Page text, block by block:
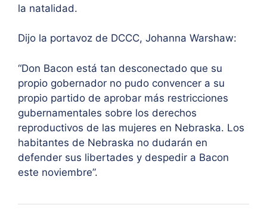
la natalidad.
Dijo la portavoz de DCCC, Johanna Warshaw:
“Don Bacon está tan desconectado que su
propio gobernador no pudo convencer a su
propio partido de aprobar más restricciones
gubernamentales sobre los derechos
reproductivos de las mujeres en Nebraska. Los
habitantes de Nebraska no dudarán en
defender sus libertades y despedir a Bacon
este noviembre”.